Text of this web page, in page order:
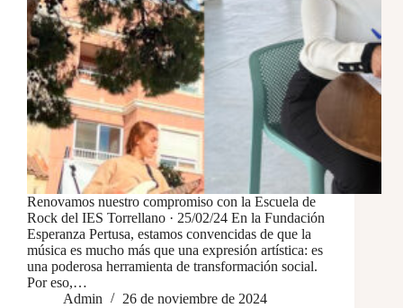
Renovamos nuestro compromiso con la Escuela de
Rock del IES Torrellano · 25/02/24 En la Fundación
Esperanza Pertusa, estamos convencidas de que la
música es mucho más que una expresión artística: es
una poderosa herramienta de transformación social.
Por eso,…
Admin
26 de noviembre de 2024